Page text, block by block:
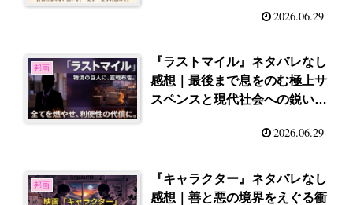
2026.06.29
邦画
『ラストマイル』ネタバレなし
感想｜最後まで息をのむ極上サ
スペンスと現代社会への鋭い問
2026.06.29
邦画
『キャラクター』ネタバレなし
感想｜善と悪の境界をえぐる衝